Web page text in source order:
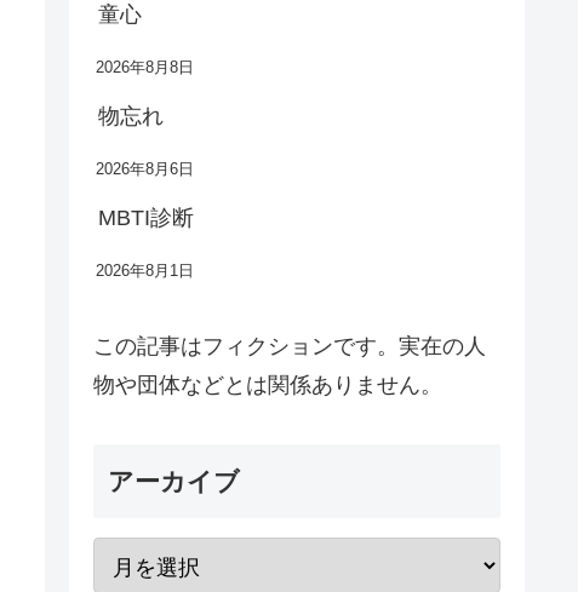
童心
2026年8月8日
物忘れ
2026年8月6日
MBTI診断
2026年8月1日
この記事はフィクションです。実在の人
物や団体などとは関係ありません。
アーカイブ